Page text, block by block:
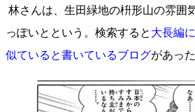
林さんは、生田緑地の枡形山の雰囲
っぽいとという。検索すると 大長編
似ていると書いているブログがあっ